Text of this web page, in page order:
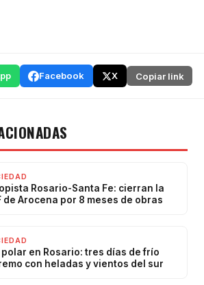
Facebook X Copiar link
Rosario-Santa Fe: cierran la
de Arocena por 8 meses de obras
polar en Rosario: tres días de frío
con heladas y vientos del sur